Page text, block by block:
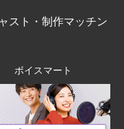
スト・制作マッチン
ボイスマート